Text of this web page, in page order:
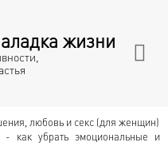
жизни
любовь и секс (для женщин)
- как убрать эмоциональные и